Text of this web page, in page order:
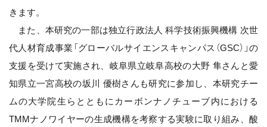
きます。
また、本研究の一部は独立行政法人 科学技術振興機構 次世
代人材育成事業「グローバルサイエンスキャンパス（GSC）」の
支援を受けて実施され、岐阜県立岐阜高校の大野 隼さんと愛
知県立一宮高校の坂川 優樹さんも研究に参加し、本研究チー
ムの大学院生らとともにカーボンナノチューブ内における
TMMナノワイヤーの生成機構を考察する実験に取り組み、酸